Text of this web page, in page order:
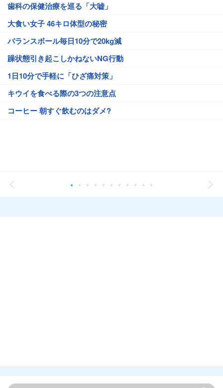
歯科の保健治療を巡る「大嘘」
大食い女子 46キロ体型の秘密
バランスボール毎日10分で20kg減
躁状態引き起こしかねないNG行動
1日10分で手軽に「ひざ痛対策」
キウイを食べる際の3つの注意点
コーヒー 朝すぐ飲むのはダメ?